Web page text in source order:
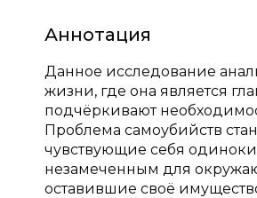
Аннотация
Данное исследование
жизни, где она является
подчёркивают
Проблема самоубийств
чувствующие себя
незамеченным для
оставившие своё